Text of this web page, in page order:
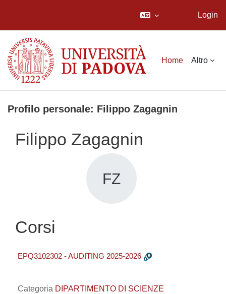
Login
Home Altro
Profilo personale: Filippo Zagagnin
Filippo Zagagnin
FZ
Corsi
EPQ3102302 - AUDITING 2025-2026
Categoria DIPARTIMENTO DI SCIENZE